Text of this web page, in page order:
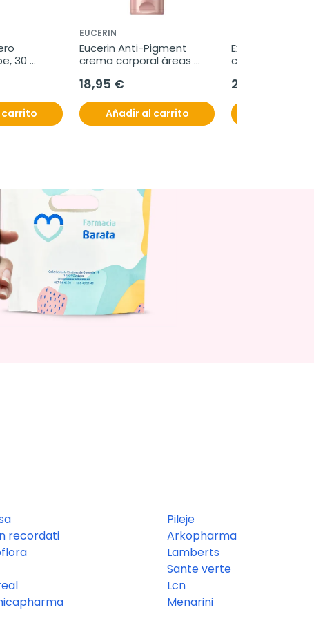
30
carrito
EUCERIN
Eucerin Anti-Pigment
crema corporal áreas
18,95 €
Añadir al carrito
Exeltis Musa
capsulas
21,95 €
recordati
Pileje
Arkopharma
Lamberts
Sante verte
Lcn
Menarini